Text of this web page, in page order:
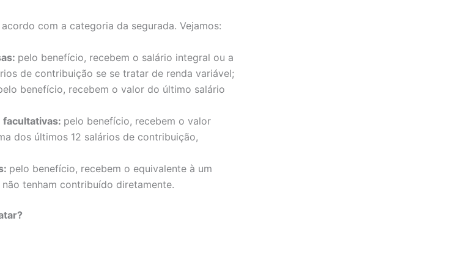
com a categoria da segurada. Vejamos:
pelo benefício, recebem o salário integral ou a
de contribuição se se tratar de renda variável;
benefício, recebem o valor do último salário
pelo benefício, recebem o valor
dos últimos 12 salários de contribuição,
pelo benefício, recebem o equivalente à um
tenham contribuído diretamente.